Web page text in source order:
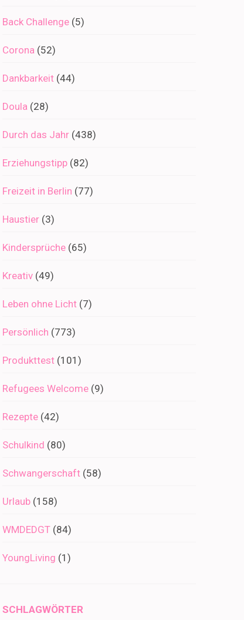
Back Challenge (5)
Corona (52)
Dankbarkeit (44)
Doula (28)
Durch das Jahr (438)
Erziehungstipp (82)
Freizeit in Berlin (77)
Haustier (3)
Kindersprüche (65)
Kreativ (49)
Leben ohne Licht (7)
Persönlich (773)
Produkttest (101)
Refugees Welcome (9)
Rezepte (42)
Schulkind (80)
Schwangerschaft (58)
Urlaub (158)
WMDEDGT (84)
YoungLiving (1)
SCHLAGWÖRTER